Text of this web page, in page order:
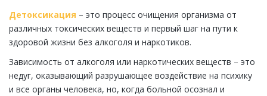
Детоксикация – это процесс очищения организма от
различных токсических веществ и первый шаг на пути к
здоровой жизни без алкоголя и наркотиков.
Зависимость от алкоголя или наркотических веществ – это
недуг, оказывающий разрушающее воздействие на психику
и все органы человека, но, когда больной осознал и